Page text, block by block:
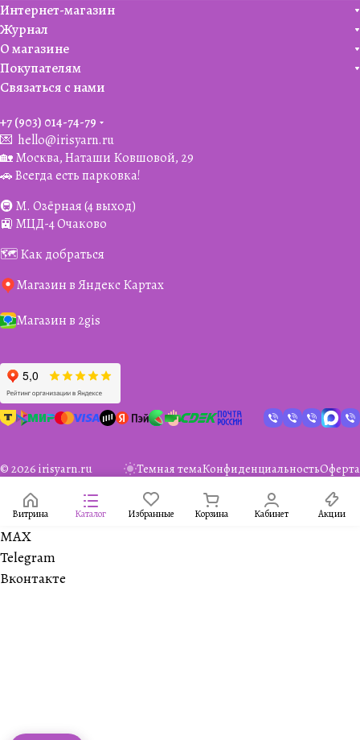
Интернет-магазин
Журнал
О магазине
Покупателям
Связаться с нами
+7 (903) 014-74-79‬
💌 hello@irisyarn.ru
🏡 Москва, Наташи Ковшовой, 29
🚗 Всегда есть парковка!
🚇 М. Озёрная (4 выход)
🚉 МЦД-4 Очаково
🗺️ Как добраться
Магазин в Яндекс Картах
Магазин в 2gis
© 2026 irisyarn.ru Темная темаКонфиденциальностьОферта
Витрина Каталог Избранные Корзина Кабинет Акции
MAX
Telegram
Вконтакте